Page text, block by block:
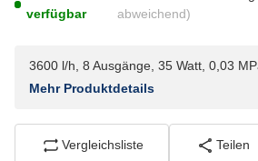
verfügbar
abweichend)
3600 l/h, 8 Ausgänge, 35 Watt, 0,03
Mehr Produktdetails
Vergleichsliste Teilen